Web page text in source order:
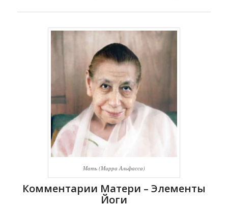
Мать (Мирра Альфасса)
Комментарии Матери – Элементы
Йоги